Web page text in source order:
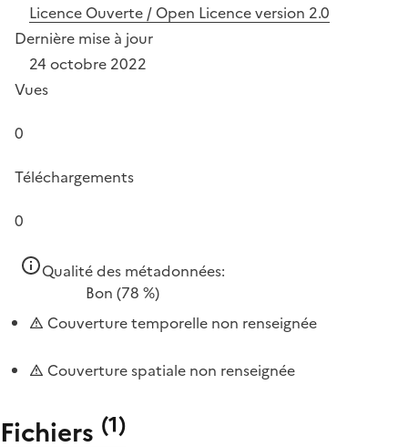
Licence Ouverte / Open Licence version 2.0
Dernière mise à jour
24 octobre 2022
Vues
0
Téléchargements
0
Qualité des métadonnées:
Bon (78 %)
Couverture temporelle non renseignée
Couverture spatiale non renseignée
Fichiers (1)